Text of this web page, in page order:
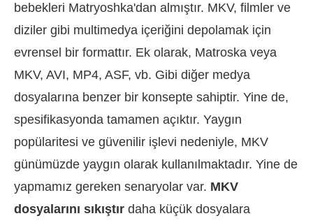
bebekleri Matryoshka'dan almıştır. MKV, filmler ve
diziler gibi multimedya içeriğini depolamak için
evrensel bir formattır. Ek olarak, Matroska veya
MKV, AVI, MP4, ASF, vb. Gibi diğer medya
dosyalarına benzer bir konsepte sahiptir. Yine de,
spesifikasyonda tamamen açıktır. Yaygın
popülaritesi ve güvenilir işlevi nedeniyle, MKV
günümüzde yaygın olarak kullanılmaktadır. Yine de
yapmamız gereken senaryolar var. MKV
dosyalarını sıkıştır daha küçük dosyalara